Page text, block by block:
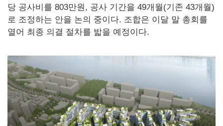
당 공사비를 803만원, 공사 기간을 49개월(기존 43개월)
로 조정하는 안을 논의 중이다. 조합은 이달 말 총회를
열어 최종 의결 절차를 밟을 예정이다.